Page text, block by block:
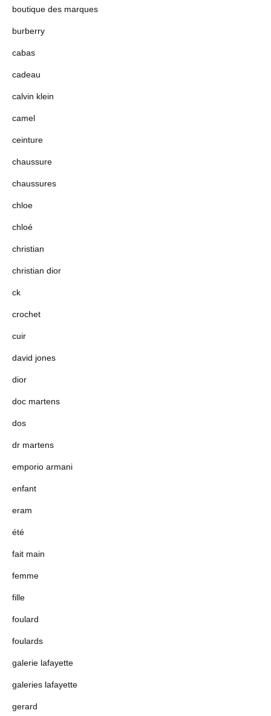
boutique des marques
burberry
cabas
cadeau
calvin klein
camel
ceinture
chaussure
chaussures
chloe
chloé
christian
christian dior
ck
crochet
cuir
david jones
dior
doc martens
dos
dr martens
emporio armani
enfant
eram
été
fait main
femme
fille
foulard
foulards
galerie lafayette
galeries lafayette
gerard